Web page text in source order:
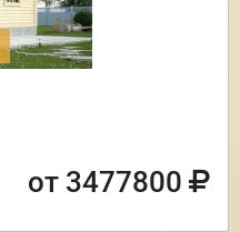
от 3477800